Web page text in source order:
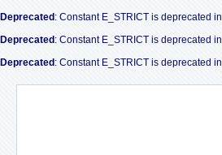
Deprecated : Constant E_STRICT is deprecated in
Deprecated : Constant E_STRICT is deprecated in
Deprecated : Constant E_STRICT is deprecated in